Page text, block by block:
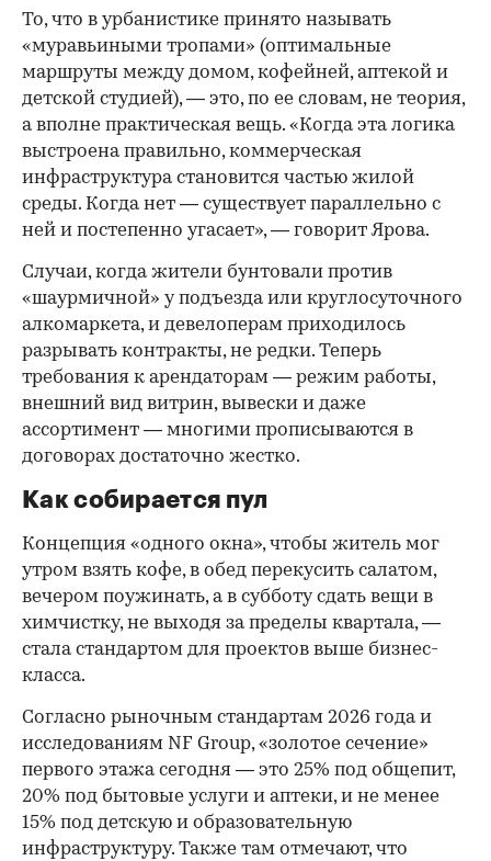
То, что в урбанистике принято называть
«муравьиными тропами» (оптимальные
маршруты между домом, кофейней, аптекой и
детской студией), — это, по ее словам, не теория,
а вполне практическая вещь. «Когда эта логика
выстроена правильно, коммерческая
инфраструктура становится частью жилой
среды. Когда нет — существует параллельно с
ней и постепенно угасает», — говорит Ярова.
Случаи, когда жители бунтовали против
«шаурмичной» у подъезда или круглосуточного
алкомаркета, и девелоперам приходилось
разрывать контракты, не редки. Теперь
требования к арендаторам — режим работы,
внешний вид витрин, вывески и даже
ассортимент — многими прописываются в
договорах достаточно жестко.
Как собирается пул
Концепция «одного окна», чтобы житель мог
утром взять кофе, в обед перекусить салатом,
вечером поужинать, а в субботу сдать вещи в
химчистку, не выходя за пределы квартала, —
стала стандартом для проектов выше бизнес-
класса.
Согласно рыночным стандартам 2026 года и
исследованиям NF Group, «золотое сечение»
первого этажа сегодня — это 25% под общепит,
20% под бытовые услуги и аптеки, и не менее
15% под детскую и образовательную
инфраструктуру. Также там отмечают, что